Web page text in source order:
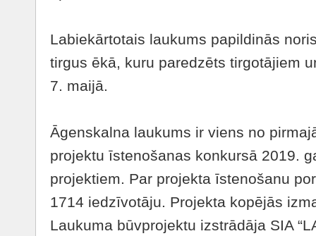
Labiekārtotais laukums papildinās
tirgus ēkā, kuru paredzēts tirgotājiem
7. maijā.
Āgenskalna laukums ir viens no
projektu īstenošanas konkursā 2019.
projektiem. Par projekta īstenošanu
1714 iedzīvotāju. Projekta kopējās
Laukuma būvprojektu izstrādāja SIA